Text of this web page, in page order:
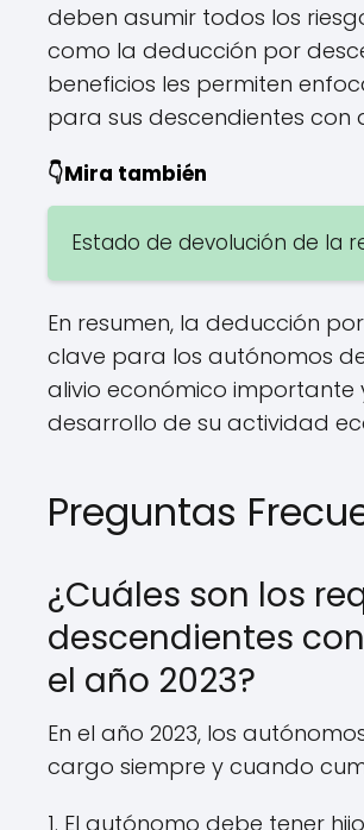
deben asumir todos los
como la deducción por
beneficios les permiten
para sus descendientes con
👇Mira también
Estado de devolución de la
En resumen, la deducción
clave para los autónomos
alivio económico importante
desarrollo de su actividad
Preguntas
¿Cuáles son los
descendientes
el año 2023?
En el año 2023, los
cargo siempre y cuando
1. El autónomo debe tener